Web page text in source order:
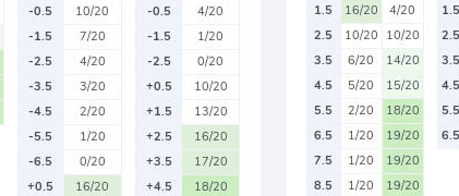
-0.5
10/20
-1.5
7/20
-2.5
4/20
-3.5
3/20
-4.5
2/20
-5.5
1/20
-6.5
0/20
+0.5
16/20
-0.5
4/20
-1.5
1/20
-2.5
0/20
+0.5
10/20
+1.5
13/20
+2.5
16/20
+3.5
17/20
+4.5
18/20
1.5
16/20
4/20
2.5
10/20 10/20
3.5
6/20
14/20
4.5
5/20
15/20
5.5
2/20
18/20
6.5
1/20
19/20
7.5
1/20
19/20
8.5
1/20
19/20
1.5
2.5
3.5
4.5
5.5
6.5